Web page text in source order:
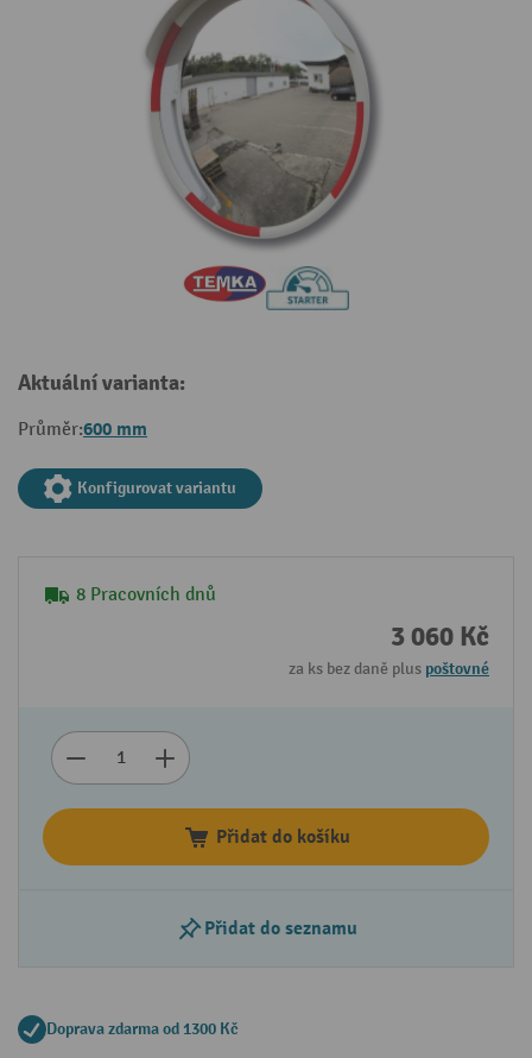
Aktuální varianta:
Průměr:600 mm
Konfigurovat variantu
8 Pracovních dnů
3 060 Kč
za ks bez daně plus poštovné
Přidat do košíku
Přidat do seznamu
Doprava zdarma od 1300 Kč